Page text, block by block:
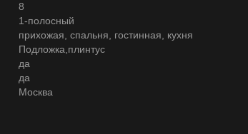
8
1-полосный
прихожая, спальня, гостинная, кухня
Подложка,плинтус
да
да
Москва